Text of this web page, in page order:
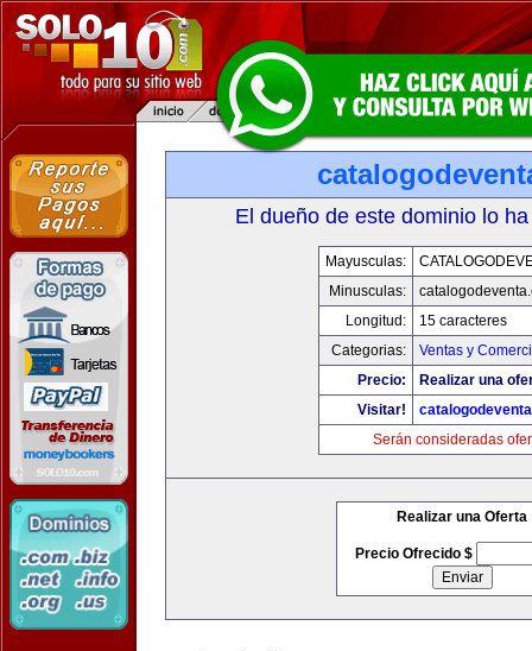
El dueño de este dominio lo
Mayusculas:
Minusculas:
Longitud:
15 caracteres
Categorias:
Ventas y
Precio:
Realizar una
Visitar!
Serán consideradas
Realizar una Oferta
Precio Ofrecido $